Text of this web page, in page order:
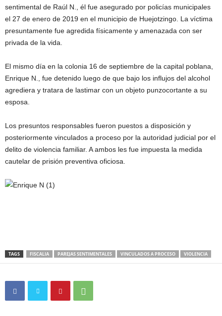
sentimental de Raúl N., él fue asegurado por policías municipales
el 27 de enero de 2019 en el municipio de Huejotzingo. La víctima
presuntamente fue agredida físicamente y amenazada con ser
privada de la vida.
El mismo día en la colonia 16 de septiembre de la capital poblana,
Enrique N., fue detenido luego de que bajo los influjos del alcohol
agrediera y tratara de lastimar con un objeto punzocortante a su
esposa.
Los presuntos responsables fueron puestos a disposición y
posteriormente vinculados a proceso por la autoridad judicial por el
delito de violencia familiar. A ambos les fue impuesta la medida
cautelar de prisión preventiva oficiosa.
TAGS FISCALIA PAREJAS SENTIMENTALES VINCULADOS A PROCESO VIOLENCIA